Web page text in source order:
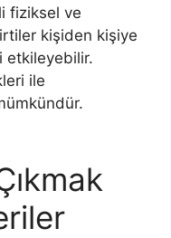
fiziksel ve
kişiden kişiye
etkileyebilir.
ile